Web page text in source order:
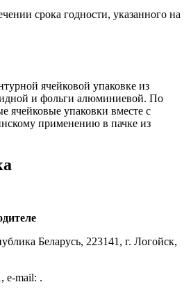
срока годности, указанного на
ячейковой упаковке из
и фольги алюминиевой. По
ячейковые упаковки вместе с
применению в пачке из
Беларусь, 223141, г. Логойск,
e-mail: .